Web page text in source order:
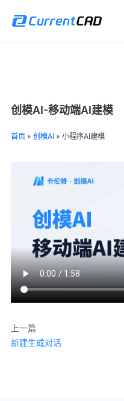
创模AI-移动端AI建模
首页» 创模AI» 小程序AI建模
上一篇
新建生成对话